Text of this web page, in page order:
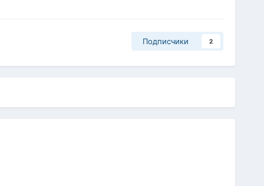
Подписчики 2